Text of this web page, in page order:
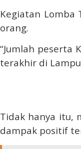
Kegiatan
orang.
“Jumlah peserta
terakhir di
Tidak hanya itu,
dampak positif